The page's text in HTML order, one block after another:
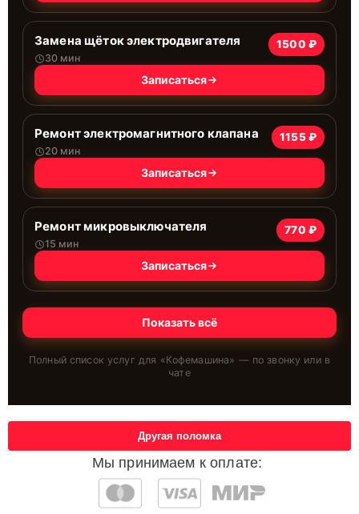
Замена щёток электродвигателя
30 мин
1500 ₽
Записаться
Ремонт электромагнитного клапана
20 мин
1155 ₽
Записаться
Ремонт микровыключателя
15 мин
770 ₽
Записаться
Показать всё
Полный список услуг для «Кофемашина» — по звонку или в
чате
Мы принимаем к оплате:
Другая поломка